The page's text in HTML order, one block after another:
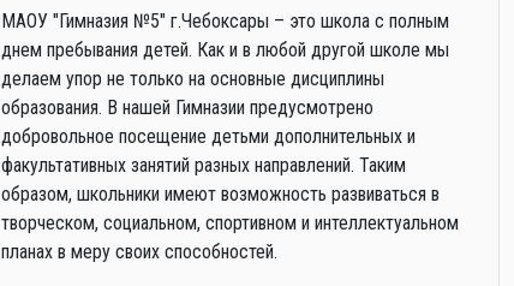
МАОУ "Гимназия №5" г.Чебоксары – это школа с полным
днем пребывания детей. Как и в любой другой школе мы
делаем упор не только на основные дисциплины
образования. В нашей Гимназии предусмотрено
добровольное посещение детьми дополнительных и
факультативных занятий разных направлений. Таким
образом, школьники имеют возможность развиваться в
творческом, социальном, спортивном и интеллектуальном
планах в меру своих способностей.